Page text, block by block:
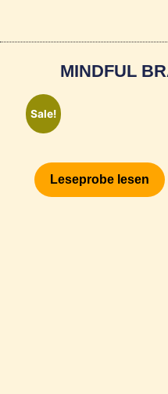
MINDFUL
Sale!
Leseprobe lesen